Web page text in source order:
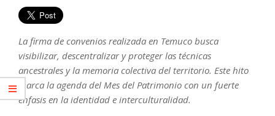
La firma de convenios realizada en Temuco busca
visibilizar, descentralizar y proteger las técnicas
ancestrales y la memoria colectiva del territorio. Este hito
marca la agenda del Mes del Patrimonio con un fuerte
énfasis en la identidad e interculturalidad.